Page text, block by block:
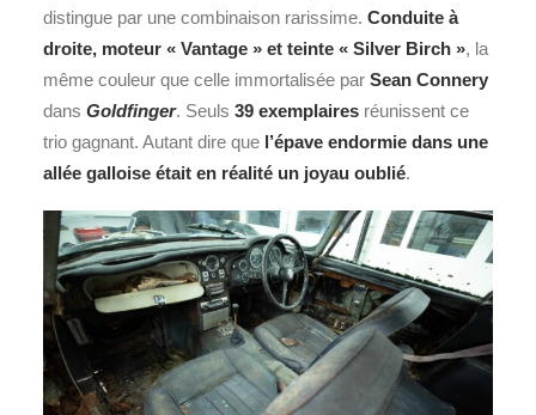
distingue par une combinaison rarissime. Conduite à
droite, moteur « Vantage » et teinte « Silver Birch », la
même couleur que celle immortalisée par Sean Connery
dans Goldfinger. Seuls 39 exemplaires réunissent ce
trio gagnant. Autant dire que l’épave endormie dans une
allée galloise était en réalité un joyau oublié.